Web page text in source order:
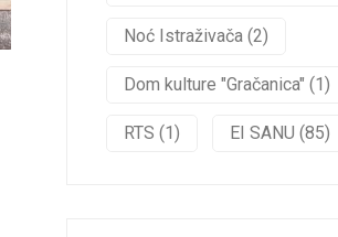
Noć Istraživača (2)
Dom kulture "Gračanica" (1)
RTS (1) EI SANU (85)